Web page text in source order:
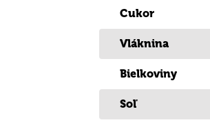
Cukor
Vláknina
Bielkoviny
Soľ